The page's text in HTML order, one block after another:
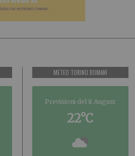
METEO TORINO DOMANI
Previsioni del 8 August
22°C